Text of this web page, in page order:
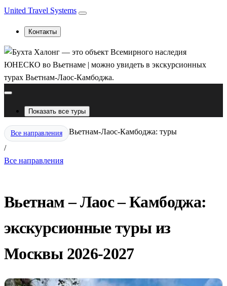
United Travel Systems
Контакты
Показать все туры
Все направления
/
Вьетнам-Лаос-Камбоджа: туры
Все направления
Вьетнам – Лаос – Камбоджа:
экскурсионные туры из
Москвы 2026-2027